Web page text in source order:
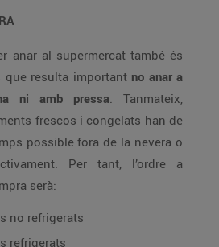
anar al supermercat també és
resulta important no anar a
ni amb pressa. Tanmateix,
frescos i congelats han de
possible fora de la nevera o
Per tant, l’ordre a
serà:
no refrigerats
refrigerats